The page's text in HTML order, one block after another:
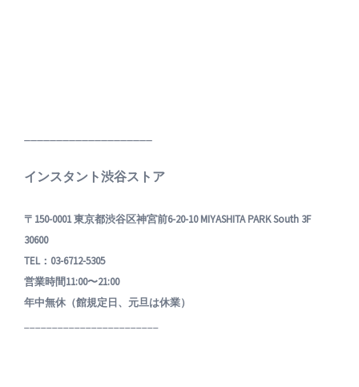
インスタント渋谷ストア
〒150-0001 東京都渋谷区神宮前6-20-10 MIYASHITA PARK South 3F
30600
TEL：03-6712-5305
営業時間11:00〜21:00
年中無休（館規定日、元旦は休業）